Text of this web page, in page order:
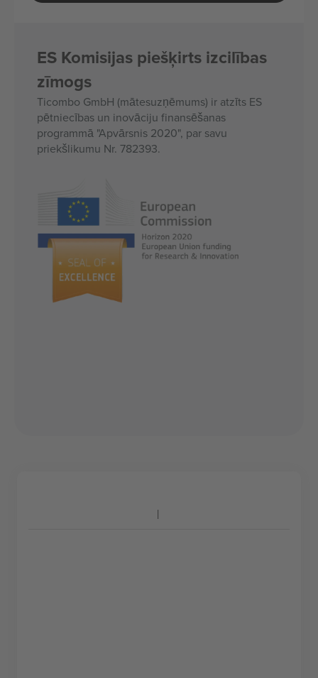
ES Komisijas piešķirts izcilības
zīmogs
Ticombo GmbH (mātesuzņēmums) ir atzīts ES
pētniecības un inovāciju finansēšanas
programmā "Apvārsnis 2020", par savu
priekšlikumu Nr. 782393.